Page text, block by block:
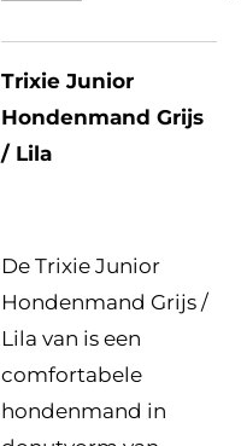
Trixie Junior
Hondenmand Grijs
/ Lila
De Trixie Junior
Hondenmand Grijs /
Lila van is een
comfortabele
hondenmand in